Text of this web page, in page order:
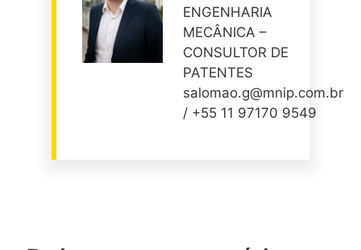
ENGENHARIA
MECÂNICA –
CONSULTOR DE
PATENTES
salomao.g@mnip.com.br
/ +55 11 97170 9549